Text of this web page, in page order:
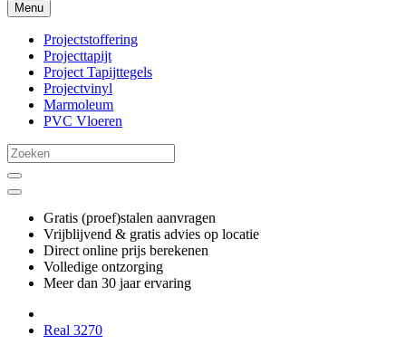
Menu
Projectstoffering
Projecttapijt
Project Tapijttegels
Projectvinyl
Marmoleum
PVC Vloeren
Gratis (proef)stalen aanvragen
Vrijblijvend & gratis advies op locatie
Direct online prijs berekenen
Volledige ontzorging
Meer dan 30 jaar ervaring
Real 3270